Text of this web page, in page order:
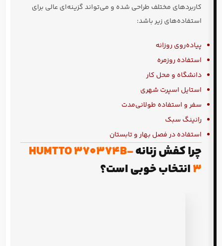
کاربردهای مختلف طراحی شده و می‌تواند گزینه‌ای عالی برای
استفاده‌های زیر باشد:
پیاده‌روی روزانه
استفاده روزمره
دانشگاه و محل کار
استایل اسپرت شهری
سفر و استفاده طولانی‌مدت
رانینگ سبک
استفاده در فصل بهار و تابستان
چرا کفش زنانهHUMTTO 370374B-
3انتخاب خوبی است؟